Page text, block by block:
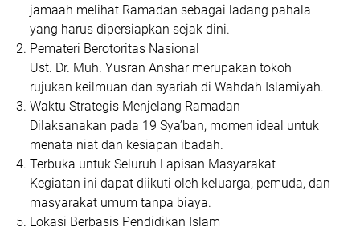
jamaah melihat Ramadan sebagai ladang pahala
yang harus dipersiapkan sejak dini.
Pemateri Berotoritas Nasional
Ust. Dr. Muh. Yusran Anshar merupakan tokoh
rujukan keilmuan dan syariah di Wahdah Islamiyah.
Waktu Strategis Menjelang Ramadan
Dilaksanakan pada 19 Sya’ban, momen ideal untuk
menata niat dan kesiapan ibadah.
Terbuka untuk Seluruh Lapisan Masyarakat
Kegiatan ini dapat diikuti oleh keluarga, pemuda, dan
masyarakat umum tanpa biaya.
Lokasi Berbasis Pendidikan Islam